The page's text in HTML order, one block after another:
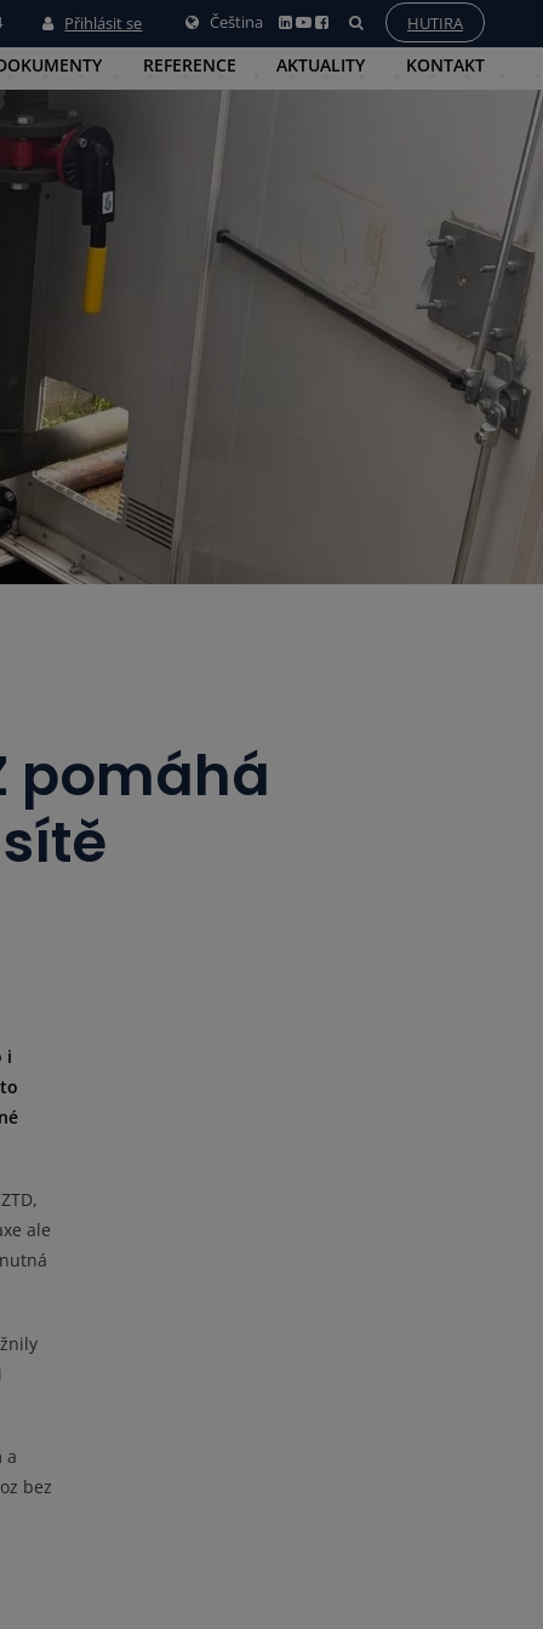
Přihlásit se Čeština HUTIRA
REFERENCE AKTUALITY KONTAKT
pomáhá
i
ale
a
bez